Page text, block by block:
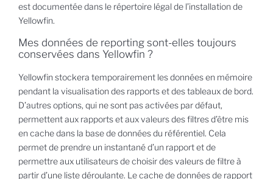
est documentée dans le répertoire légal de l’installation de
Yellowfin.
Mes données de reporting sont-elles toujours
conservées dans Yellowfin ?
Yellowfin stockera temporairement les données en mémoire
pendant la visualisation des rapports et des tableaux de bord.
D’autres options, qui ne sont pas activées par défaut,
permettent aux rapports et aux valeurs des filtres d’être mis
en cache dans la base de données du référentiel. Cela
permet de prendre un instantané d’un rapport et de
permettre aux utilisateurs de choisir des valeurs de filtre à
partir d’une liste déroulante. Le cache de données de rapport